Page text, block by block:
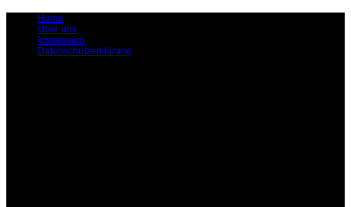
Home
Über uns
Impressum
Datenschutzerklärung